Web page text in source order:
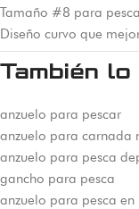
Tamaño #8 para
Diseño curvo que
También lo
anzuelo para pescar
anzuelo para carnada
anzuelo para pesca
gancho para pesca
anzuelo para pesca en